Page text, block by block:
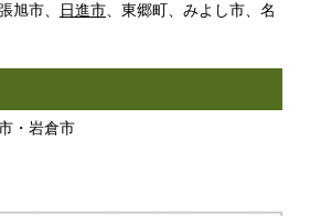
旭市、 日進市、東郷町、みよし市、名
・岩倉市